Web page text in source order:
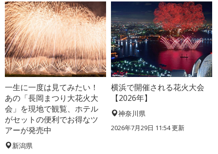
一生に一度は見てみたい！
あの「長岡まつり大花火大
会」を現地で観覧、ホテル
がセットの便利でお得なツ
アーが発売中
新潟県
横浜で開催される花火大会
【2026年】
神奈川県
2026年7月29日 11:54 更新